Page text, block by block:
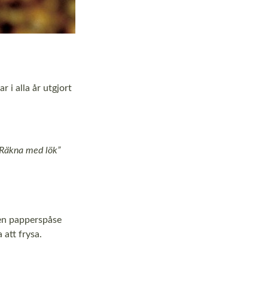
i alla år utgjort
med lök”
papperspåse
att frysa.